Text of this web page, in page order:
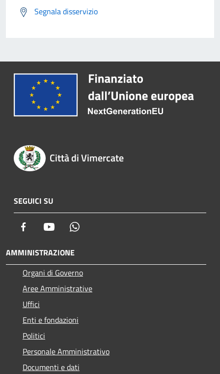
Segnala disservizio
Città di Vimercate
SEGUICI SU
Facebook Youtube
AMMINISTRAZIONE
Organi di Governo
Aree Amministrative
Uffici
Enti e fondazioni
Politici
Personale Amministrativo
Documenti e dati